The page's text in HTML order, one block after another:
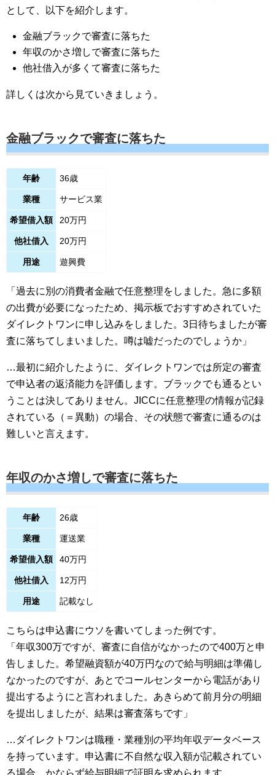
として、以下を紹介します。
金融ブラックで審査に落ちた
年収のかさ増しで審査に落ちた
他社借入が多くて審査に落ちた
詳しくは次から見ていきましょう。
金融ブラックで審査に落ちた
年齢 36歳
業種 サービス業
希望借入額 20万円
他社借入 20万円
用途 遊興費
「過去に別の消費者金融で任意整理をしました。急に多額
の出費が必要になったため、掲示板でおすすめされていた
ダイレクトワンに申し込みをしました。3日待ちましたが審
査に落ちてしまいました。噂は嘘だったのでしょうか」
…最初に紹介したように、ダイレクトワンでは所定の審査
で申込者の返済能力を評価します。ブラックでも通るとい
うことは決してありません。JICCに任意整理の情報が記録
されている（＝異動）の場合、その状態で審査に通るのは
難しいと言えます。
年収のかさ増しで審査に落ちた
年齢 26歳
業種 運送業
希望借入額 40万円
他社借入 12万円
用途 記載なし
こちらは申込書にウソを書いてしまった例です。
「年収300万ですが、審査に自信がなかったので400万と申
告しました。希望融資額が40万円なので給与明細は準備し
なかったのですが、あとでコールセンターから電話があり
提出するようにと言われました。あきらめて前月分の明細
を提出しましたが、結果は審査落ちです」
…ダイレクトワンは職種・業種別の平均年収データベース
を持っています。申込書に不自然な収入額が記載されてい